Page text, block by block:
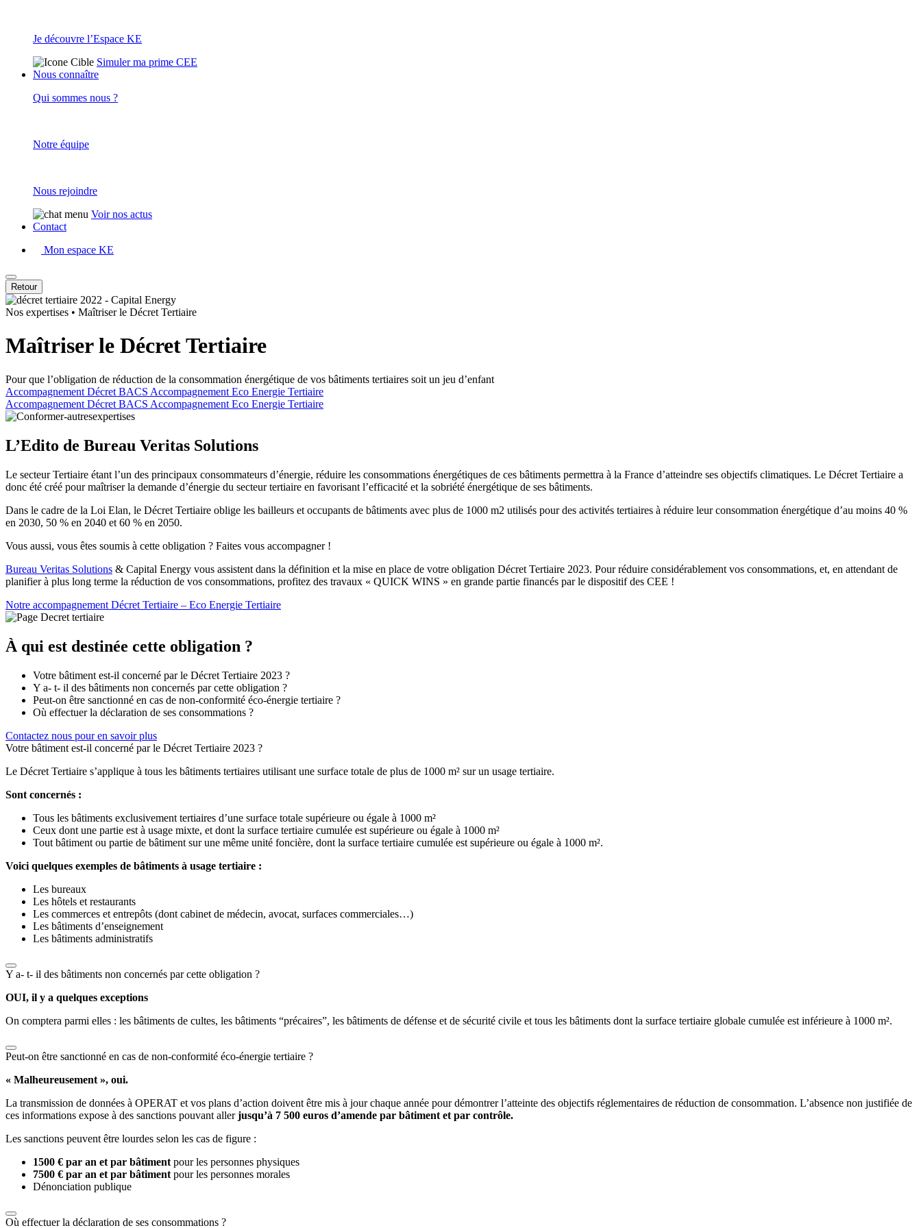
Je découvre l’Espace KE
Simuler ma prime CEE
Nous connaître
Qui sommes nous ?
Notre équipe
Nous rejoindre
Voir nos actus
Contact
Mon espace KE
Retour
Nos expertises • Maîtriser le Décret Tertiaire
Maîtriser le Décret Tertiaire
Pour que l’obligation de réduction de la consommation énergétique de vos bâtiments tertiaires soit un jeu d’enfant
Accompagnement Décret BACS Accompagnement Eco Energie Tertiaire
Accompagnement Décret BACS Accompagnement Eco Energie Tertiaire
L’Edito de Bureau Veritas Solutions
Le secteur Tertiaire étant l’un des principaux consommateurs d’énergie, réduire les consommations énergétiques de ces bâtiments permettra à la France d’atteindre ses objectifs climatiques. Le Décret Tertiaire a
donc été créé pour maîtriser la demande d’énergie du secteur tertiaire en favorisant l’efficacité et la sobriété énergétique de ses bâtiments.
Dans le cadre de la Loi Elan, le Décret Tertiaire oblige les bailleurs et occupants de bâtiments avec plus de 1000 m2 utilisés pour des activités tertiaires à réduire leur consommation énergétique d’au moins 40 %
en 2030, 50 % en 2040 et 60 % en 2050.
Vous aussi, vous êtes soumis à cette obligation ? Faites vous accompagner !
Bureau Veritas Solutions & Capital Energy vous assistent dans la définition et la mise en place de votre obligation Décret Tertiaire 2023. Pour réduire considérablement vos consommations, et, en attendant de
planifier à plus long terme la réduction de vos consommations, profitez des travaux « QUICK WINS » en grande partie financés par le dispositif des CEE !
Notre accompagnement Décret Tertiaire – Eco Energie Tertiaire
À qui est destinée cette obligation ?
Votre bâtiment est-il concerné par le Décret Tertiaire 2023 ?
Y a- t- il des bâtiments non concernés par cette obligation ?
Peut-on être sanctionné en cas de non-conformité éco-énergie tertiaire ?
Où effectuer la déclaration de ses consommations ?
Contactez nous pour en savoir plus
Votre bâtiment est-il concerné par le Décret Tertiaire 2023 ?
Le Décret Tertiaire s’applique à tous les bâtiments tertiaires utilisant une surface totale de plus de 1000 m² sur un usage tertiaire.
Sont concernés :
Tous les bâtiments exclusivement tertiaires d’une surface totale supérieure ou égale à 1000 m²
Ceux dont une partie est à usage mixte, et dont la surface tertiaire cumulée est supérieure ou égale à 1000 m²
Tout bâtiment ou partie de bâtiment sur une même unité foncière, dont la surface tertiaire cumulée est supérieure ou égale à 1000 m².
Voici quelques exemples de bâtiments à usage tertiaire :
Les bureaux
Les hôtels et restaurants
Les commerces et entrepôts (dont cabinet de médecin, avocat, surfaces commerciales…)
Les bâtiments d’enseignement
Les bâtiments administratifs
Y a- t- il des bâtiments non concernés par cette obligation ?
OUI, il y a quelques exceptions
On comptera parmi elles : les bâtiments de cultes, les bâtiments “précaires”, les bâtiments de défense et de sécurité civile et tous les bâtiments dont la surface tertiaire globale cumulée est inférieure à 1000 m².
Peut-on être sanctionné en cas de non-conformité éco-énergie tertiaire ?
« Malheureusement », oui.
La transmission de données à OPERAT et vos plans d’action doivent être mis à jour chaque année pour démontrer l’atteinte des objectifs réglementaires de réduction de consommation. L’absence non justifiée de
ces informations expose à des sanctions pouvant allerjusqu’à 7 500 euros d’amende par bâtiment et par contrôle.
Les sanctions peuvent être lourdes selon les cas de figure :
1500 € par an et par bâtiment pour les personnes physiques
7500 € par an et par bâtiment pour les personnes morales
Dénonciation publique
Où effectuer la déclaration de ses consommations ?